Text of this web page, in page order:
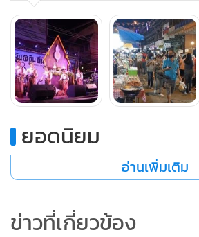
และจะไปสิ้นสุดในวันที่ 7 ก.พ.64 เพื่อส่ง
ประชาชนและชุมชนได้มีส่วนร่วมในการ
ยอดนิยม
อ่านเพิ่มเติม
ข่าวที่เกี่ยวข้อง